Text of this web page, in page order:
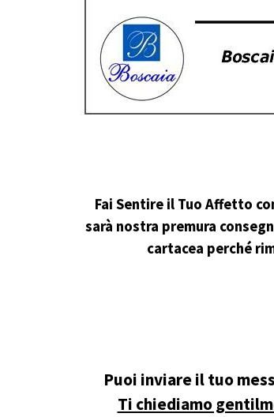
Fai Sentire il Tuo Affetto
sarà nostra premura
cartacea perché
Puoi inviare il tuo
Ti chiediamo